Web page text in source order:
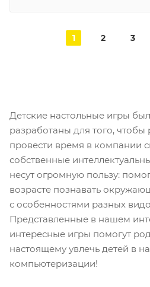
1 2 3
Детские настольные игры
разработаны для того, чтобы
провести время в компании
собственные
несут огромную пользу:
возрасте познавать
с особенностями разных
Представленные в нашем
интересные игры помогут
настоящему увлечь детей в
компьютеризации!